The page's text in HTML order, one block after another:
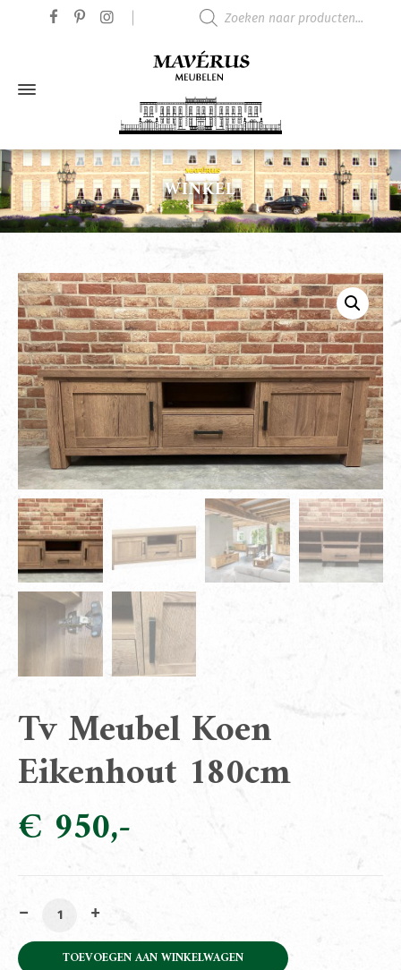
WINKEL
Tv Meubel Koen
Eikenhout 180cm
€ 950
Tv Meubel Koen Eikenhout 180cm aantal
TOEVOEGEN AAN WINKELWAGEN